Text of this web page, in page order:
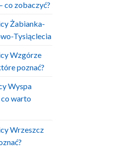
co zobaczyć?
Żabianka-
Tysiąclecia
Wzgórze
poznać?
Wyspa
co warto
Wrzeszcz